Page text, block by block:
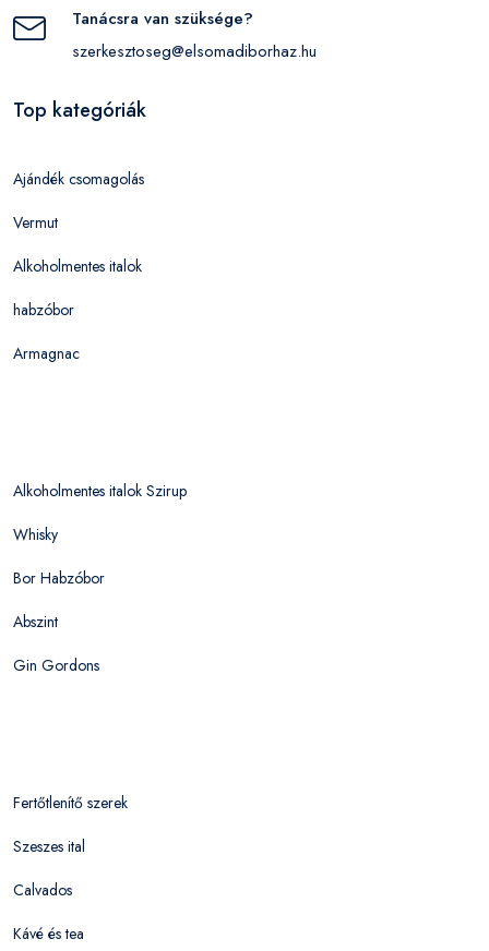
Tanácsra van szüksége?
szerkesztoseg@elsomadiborhaz.hu
Top kategóriák
Ajándék csomagolás
Vermut
Alkoholmentes italok
habzóbor
Armagnac
Alkoholmentes italok Szirup
Whisky
Bor Habzóbor
Abszint
Gin Gordons
Fertőtlenítő szerek
Szeszes ital
Calvados
Kávé és tea